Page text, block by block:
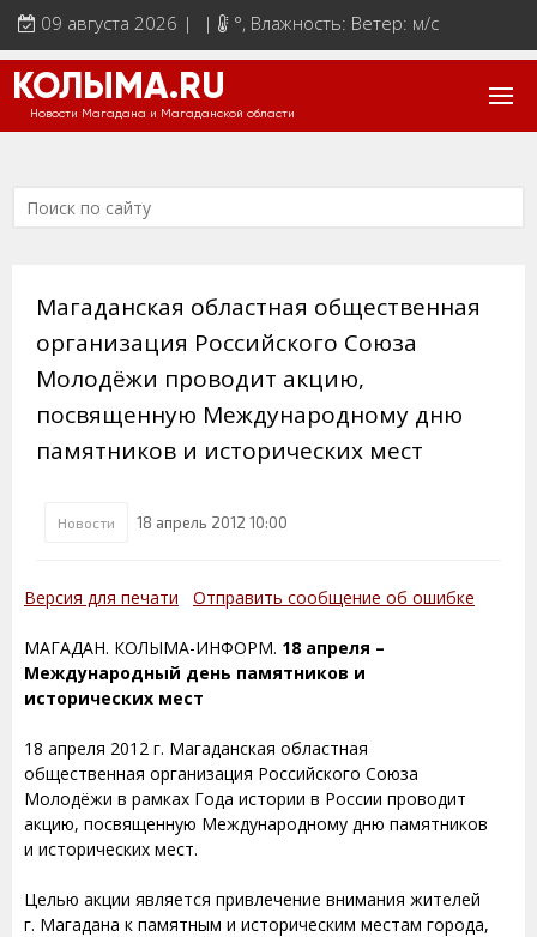
09 августа 2026 | | °, Влажность: Ветер: м/с
КОЛЫМА.RU
Новости Магадана и Магаданской области
Магаданская областная общественная
организация Российского Союза
Молодёжи проводит акцию,
посвященную Международному дню
памятников и исторических мест
Новости 18 апрель 2012 10:00
Версия для печати Отправить сообщение об ошибке
МАГАДАН. КОЛЫМА-ИНФОРМ. 18 апреля –
Международный день памятников и
исторических мест
18 апреля 2012 г. Магаданская областная
общественная организация Российского Союза
Молодёжи в рамках Года истории в России проводит
акцию, посвященную Международному дню памятников
и исторических мест.
Целью акции является привлечение внимания жителей
г. Магадана к памятным и историческим местам города,